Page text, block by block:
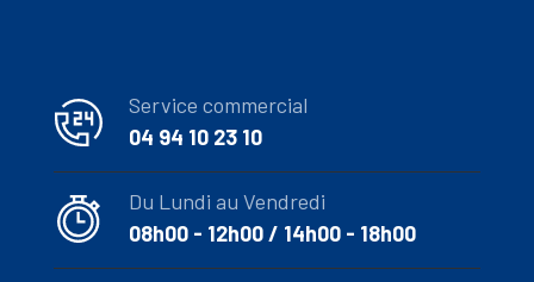
Service commercial
04 94 10 23 10
Du Lundi au Vendredi
08h00 - 12h00 / 14h00 - 18h00